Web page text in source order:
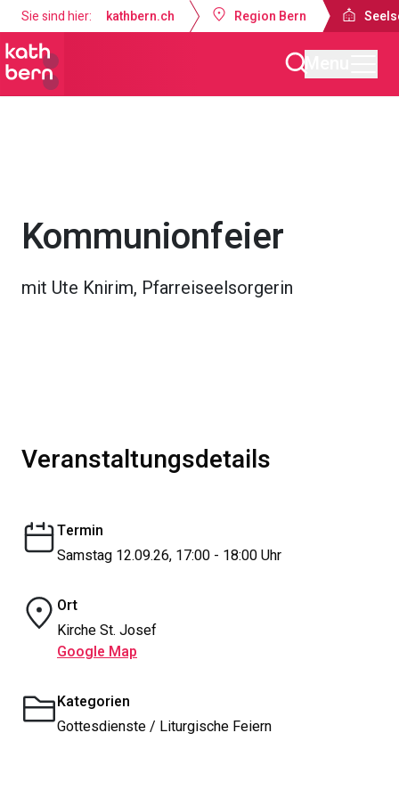
Sie sind hier: kathbern.ch Region Bern
Kommunionfeier
mit Ute Knirim, Pfarreiseelsorgerin
Veranstaltungsdetails
Termin
Samstag 12.09.26, 17:00 - 18:00 Uhr
Ort
Kirche St. Josef
Google Map
Kategorien
Gottesdienste / Liturgische Feiern